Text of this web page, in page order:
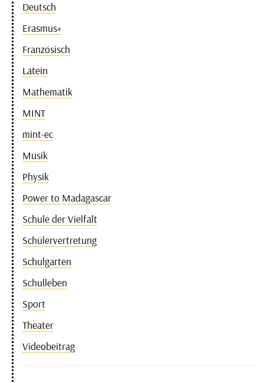
Deutsch
Erasmus+
Französisch
Latein
Mathematik
MINT
mint-ec
Musik
Physik
Power to Madagascar
Schule der Vielfalt
Schülervertretung
Schulgarten
Schulleben
Sport
Theater
Videobeitrag